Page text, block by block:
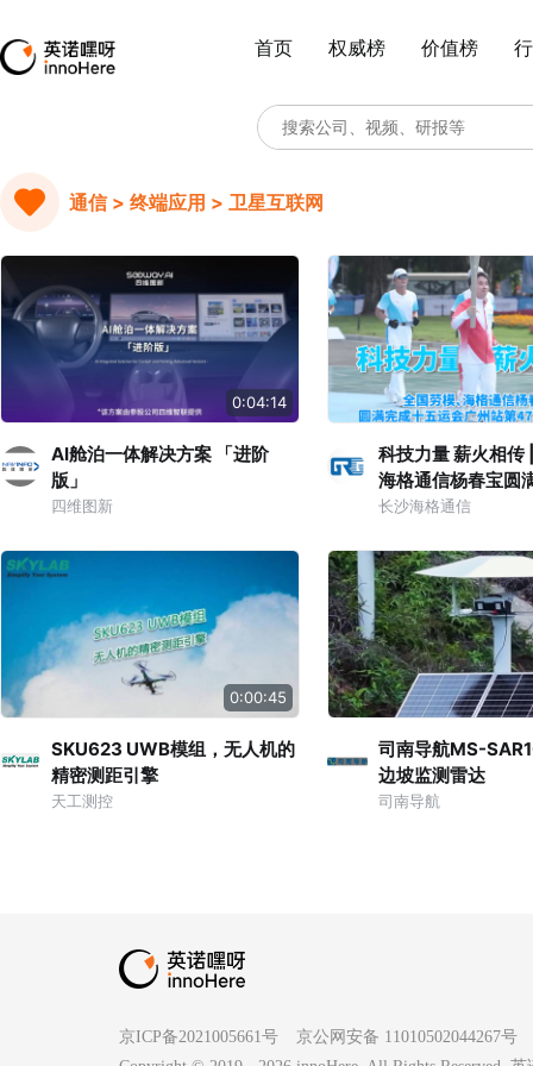
首页 权威榜 价值榜
通信 > 终端应用 > 卫星互联网
0:04:14
AI舱泊一体解决方案 「进阶
版」
四维图新
科技力量 薪火相传
海格通信杨春宝圆
会广州站第47棒火
长沙海格通信
0:00:45
SKU623 UWB模组，无人机的
精密测距引擎
天工测控
司南导航MS-
边坡监测雷达
司南导航
京ICP备2021005661号
京公网安备 11010502044267号